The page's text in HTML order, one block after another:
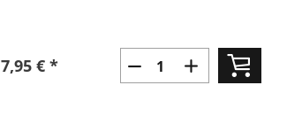
7,95 € *